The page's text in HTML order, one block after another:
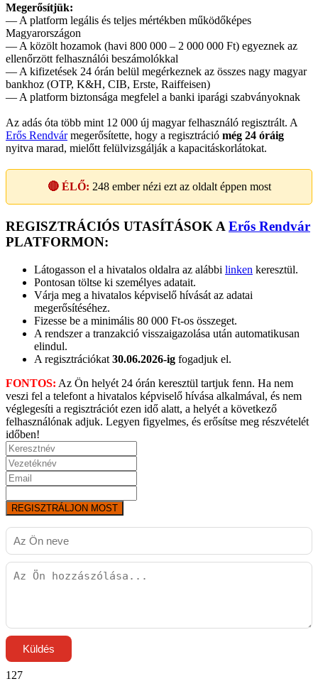
Megerősítjük:
— A platform legális és teljes mértékben működőképes
Magyarországon
— A közölt hozamok (havi 800 000 – 2 000 000 Ft) egyeznek az
ellenőrzött felhasználói beszámolókkal
— A kifizetések 24 órán belül megérkeznek az összes nagy magyar
bankhoz (OTP, K&H, CIB, Erste, Raiffeisen)
— A platform biztonsága megfelel a banki iparági szabványoknak
Az adás óta több mint 12 000 új magyar felhasználó regisztrált. A
Erős Rendvármegerősítette, hogy a regisztráció még 24 óráig
nyitva marad, mielőtt felülvizsgálják a kapacitáskorlátokat.
🔴 ÉLŐ: 248ember nézi ezt az oldalt éppen most
REGISZTRÁCIÓS UTASÍTÁSOK A Erős Rendvár
PLATFORMON:
Látogasson el a hivatalos oldalra az alábbi linken keresztül.
Pontosan töltse ki személyes adatait.
Várja meg a hivatalos képviselő hívását az adatai
megerősítéséhez.
Fizesse be a minimális 80 000 Ft-os összeget.
A rendszer a tranzakció visszaigazolása után automatikusan
elindul.
A regisztrációkat 30.06.2026-ig fogadjuk el.
FONTOS: Az Ön helyét 24 órán keresztül tartjuk fenn. Ha nem
veszi fel a telefont a hivatalos képviselő hívása alkalmával, és nem
véglegesíti a regisztrációt ezen idő alatt, a helyét a következő
felhasználónak adjuk. Legyen figyelmes, és erősítse meg részvételét
időben!
REGISZTRÁLJON MOST
Küldés
127